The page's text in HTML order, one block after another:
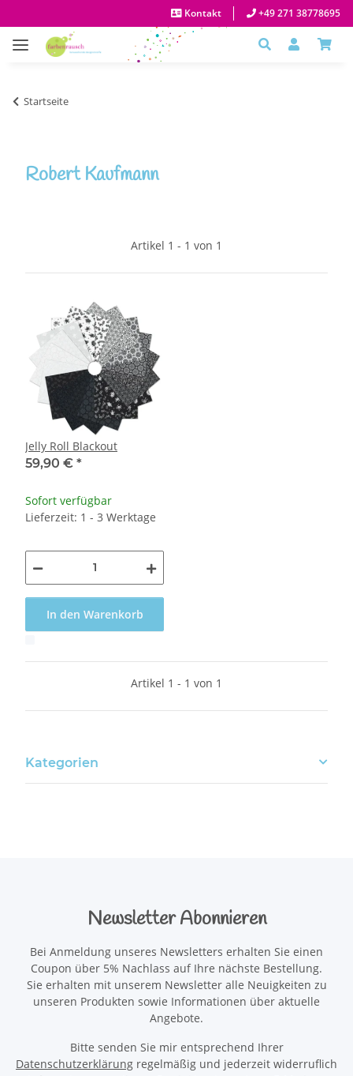
Kontakt +49 271 38778695
Startseite
Robert Kaufmann
Artikel 1 - 1 von 1
Jelly Roll Blackout
59,90 € *
Sofort verfügbar
Lieferzeit: 1 - 3 Werktage
In den Warenkorb
Artikel 1 - 1 von 1
Kategorien
Newsletter Abonnieren
Bei Anmeldung unseres Newsletters erhalten Sie einen
Coupon über 5% Nachlass auf Ihre nächste Bestellung.
Sie erhalten mit unserem Newsletter alle Neuigkeiten zu
unseren Produkten sowie Informationen über aktuelle
Angebote.
Bitte senden Sie mir entsprechend Ihrer
Datenschutzerklärung regelmäßig und jederzeit widerruflich